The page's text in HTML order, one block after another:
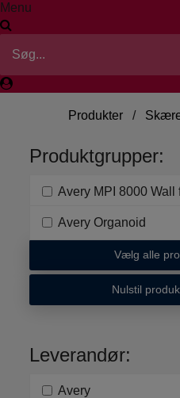
Menu
Produkter/
Produktgrupper:
Avery MPI 8000 Wall
Avery Organoid
Vælg alle
Nulstil
Leverandør:
Avery